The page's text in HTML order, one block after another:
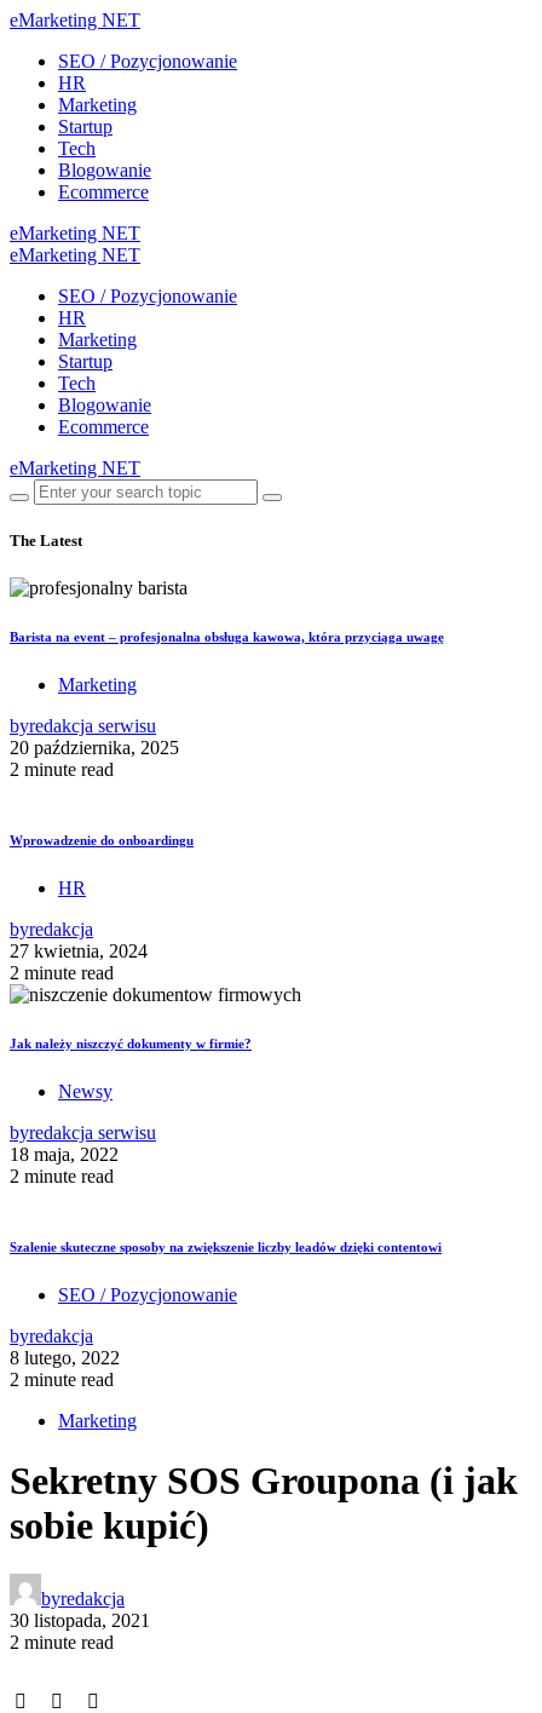
eMarketing NET
SEO / Pozycjonowanie
HR
Marketing
Startup
Tech
Blogowanie
Ecommerce
eMarketing NET
eMarketing NET
SEO / Pozycjonowanie
HR
Marketing
Startup
Tech
Blogowanie
Ecommerce
eMarketing NET
The Latest
Barista na event – profesjonalna obsługa kawowa, która przyciąga uwagę
Marketing
byredakcja serwisu
20 października, 2025
2 minute read
Wprowadzenie do onboardingu
HR
byredakcja
27 kwietnia, 2024
2 minute read
Jak należy niszczyć dokumenty w firmie?
Newsy
byredakcja serwisu
18 maja, 2022
2 minute read
Szalenie skuteczne sposoby na zwiększenie liczby leadów dzięki contentowi
SEO / Pozycjonowanie
byredakcja
8 lutego, 2022
2 minute read
Marketing
Sekretny SOS Groupona (i jak
sobie kupić)
byredakcja
30 listopada, 2021
2 minute read